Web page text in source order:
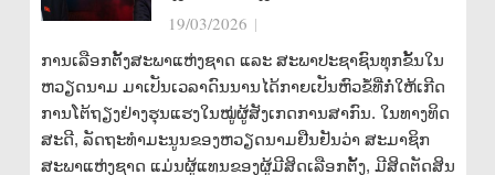
19/03/2026 |
ການເລືອກຕັ້ງສະພາແຫ່ງຊາດ ແລະ ສະພາປະຊາຊົນທຸກຂັ້ນໃນ
ຫວຽດນາມ ມາເປັນເວລາດົນນານໄດ້ກາຍເປັນຫົວຂໍ້ທີ່ກໍ່ໃຫ້ເກີດ
ການໂຕ້ຖຽງຢ່າງຮຸນແຮງໃນໝູ່ຜູ້ສັງເກດການສາກົນ. ໃນທາງທິດ
ສະດີ, ລັດຖະທຳມະນູນຂອງຫວຽດນາມຢືນຢັນວ່າ ສະມາຊິກ
ສະພາແຫ່ງຊາດ ແມ່ນຜູ້ແທນຂອງຜູ້ມີສິດເລືອກຕັ້ງ, ມີສິດຕັດສິນ